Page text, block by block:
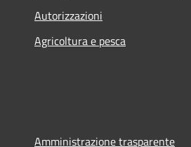
Autorizzazioni
Agricoltura e pesca
Amministrazione trasparente